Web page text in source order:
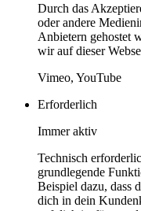
Durch das
oder andere
Anbietern gehostet
wir auf dieser
Vimeo, YouTube
Erforderlich
Immer aktiv
Technisch
grundlegende
Beispiel dazu, dass
dich in dein